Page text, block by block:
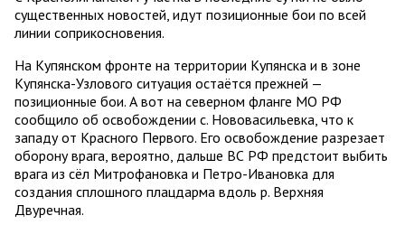
существенных новостей, идут позиционные бои по всей
линии соприкосновения.
На Купянском фронте на территории Купянска и в зоне
Купянска-Узлового ситуация остаётся прежней —
позиционные бои. А вот на северном фланге МО РФ
сообщило об освобождении с. Нововасильевка, что к
западу от Красного Первого. Его освобождение разрезает
оборону врага, вероятно, дальше ВС РФ предстоит выбить
врага из сёл Митрофановка и Петро-Ивановка для
создания сплошного плацдарма вдоль р. Верхняя
Двуречная.